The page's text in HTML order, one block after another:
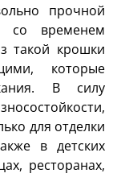
прочной
со временем
такой крошки
которые
В силу
для отделки
в детских
ресторанах,